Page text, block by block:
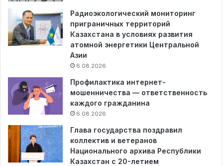
Радиоэкологический мониторинг
приграничных территорий
Казахстана в условиях развития
атомной энергетики Центральной
Азии
6.08.2026
Профилактика интернет-
мошенничества — ответственность
каждого гражданина
6.08.2026
Глава государства поздравил
коллектив и ветеранов
Национального архива Республики
Казахстан с 20-летием